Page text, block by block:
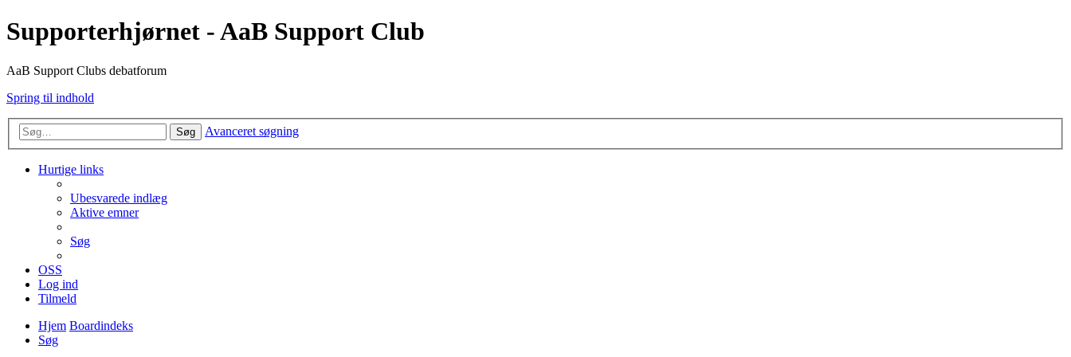
Supporterhjørnet - AaB Support Club
AaB Support Clubs debatforum
Spring til indhold
Søg Avanceret søgning
Hurtige links
Ubesvarede indlæg
Aktive emner
Søg
OSS
Log ind
Tilmeld
Hjem Boardindeks
Søg